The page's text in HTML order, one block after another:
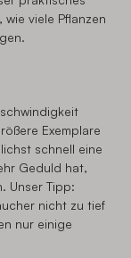
viele Pflanzen
Exemplare
schnell eine
Geduld hat,
Unser Tipp:
nicht zu tief
nur einige